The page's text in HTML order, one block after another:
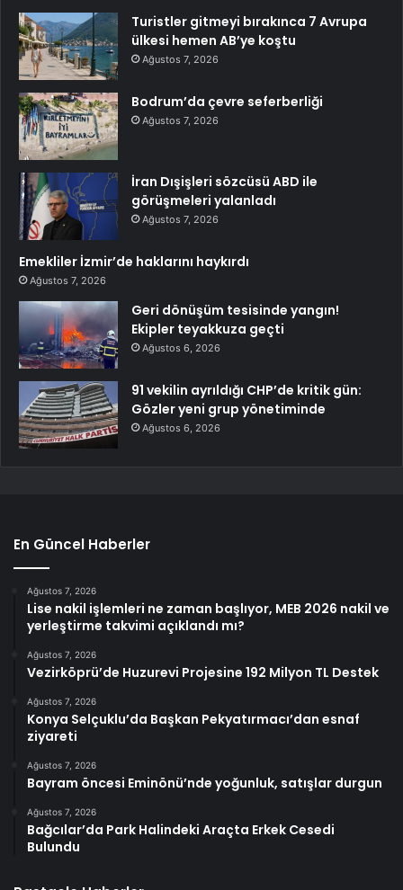
Turistler gitmeyi bırakınca 7 Avrupa
ülkesi hemen AB’ye koştu
Ağustos 7, 2026
Bodrum’da çevre seferberliği
Ağustos 7, 2026
İran Dışişleri sözcüsü ABD ile
görüşmeleri yalanladı
Ağustos 7, 2026
Emekliler İzmir’de haklarını haykırdı
Ağustos 7, 2026
Geri dönüşüm tesisinde yangın!
Ekipler teyakkuza geçti
Ağustos 6, 2026
91 vekilin ayrıldığı CHP’de kritik gün:
Gözler yeni grup yönetiminde
Ağustos 6, 2026
En Güncel Haberler
Ağustos 7, 2026
Lise nakil işlemleri ne zaman başlıyor, MEB 2026 nakil ve
yerleştirme takvimi açıklandı mı?
Ağustos 7, 2026
Vezirköprü’de Huzurevi Projesine 192 Milyon TL Destek
Ağustos 7, 2026
Konya Selçuklu’da Başkan Pekyatırmacı’dan esnaf
ziyareti
Ağustos 7, 2026
Bayram öncesi Eminönü’nde yoğunluk, satışlar durgun
Ağustos 7, 2026
Bağcılar’da Park Halindeki Araçta Erkek Cesedi
Bulundu